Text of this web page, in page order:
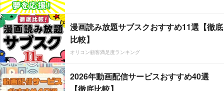
漫画読み放題サブスクおすすめ11選【徹底
比較】
オリコン顧客満足度ランキング
2026年動画配信サービスおすすめ40選
【徹底比較】